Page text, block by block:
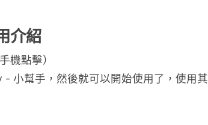
介紹
機點擊）
小幫手，然後就可以開始使用了，使用其